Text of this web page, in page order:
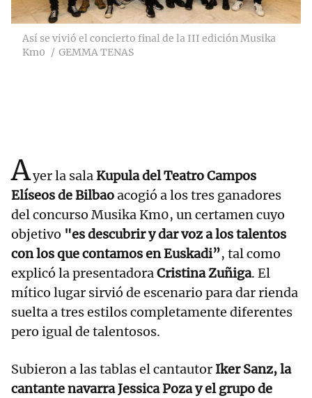
Así se vivió el concierto final de la III edición Musika
Km0
GEMMA TENAS
Ayer la salaKupula del Teatro Campos
Elíseos de Bilbaoacogió a los tres ganadores
del concurso Musika Km0, un certamen cuyo
objetivo "es descubrir y dar voz a los talentos
con los que contamos en Euskadi”, tal como
explicó la presentadoraCristina Zuñiga. El
mítico lugar sirvió de escenario para dar rienda
suelta a tres estilos completamente diferentes
pero igual de talentosos.
Subieron a las tablas el cantautor Iker Sanz, la
cantante navarra Jessica Poza y el grupo de